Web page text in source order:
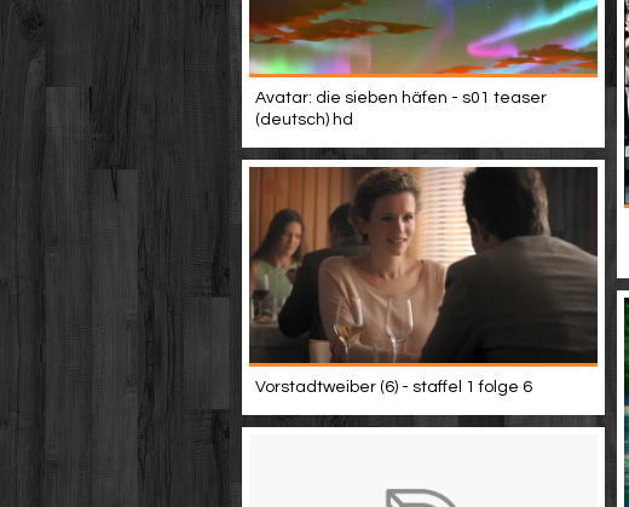
Avatar: die sieben häfen - s01 teaser
(deutsch) hd
Vorstadtweiber (6) - staffel 1 folge 6